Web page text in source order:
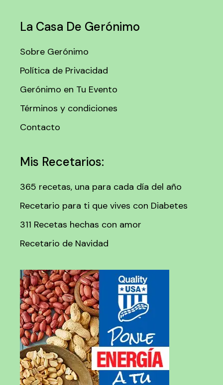
La Casa De Gerónimo
Sobre Gerónimo
Política de Privacidad
Gerónimo en Tu Evento
Términos y condiciones
Contacto
Mis Recetarios:
365 recetas, una para cada día del año
Recetario para ti que vives con Diabetes
311 Recetas hechas con amor
Recetario de Navidad